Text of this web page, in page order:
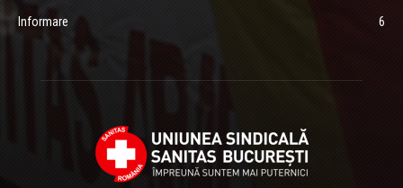
Informare
6